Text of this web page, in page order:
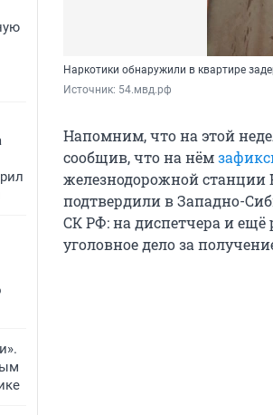
Наркотики обнаружили в квартире
Источник: 54.мвд.рф
Напомним, что на этой
сообщив, что на нём
железнодорожной
подтвердили в Западно-
СК РФ: на диспетчера и ещё
уголовное дело за